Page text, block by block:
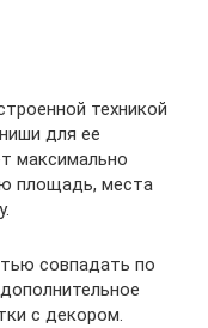
техникой
для ее
максимально
площадь, места
совпадать по
с декором.